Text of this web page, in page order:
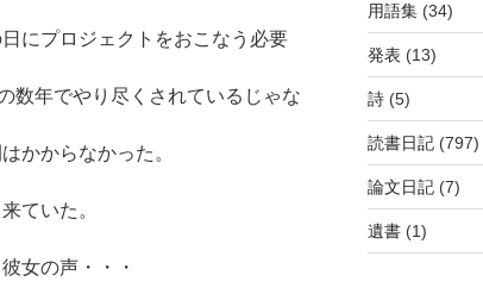
にプロジェクトをおこなう必要
数年でやり尽くされているじゃな
かからなかった。
ていた。
女の声・・・
用語集(34)
発表 (13)
詩(5)
読書日記(797)
論文日記(7)
遺書(1)